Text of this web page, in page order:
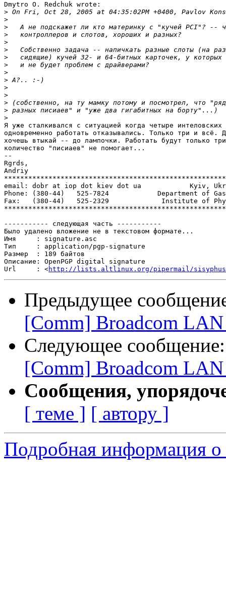
Dmytro O. Redchuk wrote:
>
>
>
>
>
>
>
>
>
>
>
>
>
>
>
Я уже сталкивался с ситуацией когда четыре интеловских
одновременно работать отказывались. Только три и всё.
хочешь втыкай -- до лампочки. Работать будут только
количество "писиаев" не помогает...
--
Rgrds,
Andriy
email: dobr at iop dot kiev dot ua            Kyiv,
Phone: (380-44)   525-7824            Department of
Fax:   (380-44)   525-2329             Institute of
----------- следующая часть -----------
Было удалено вложение не в текстовом формате...
Имя     : signature.asc
Тип     : application/pgp-signature
Размер  : 189 байтов
Описание: OpenPGP digital signature
Url     : <http://lists.altlinux.org/pipermail/sisyphus/
Предыдущее
[Comm] Broadcom LAN
Следующее
[Comm] Broadcom LAN
Сообщения,
[ теме ] [ автору ]
Подробная информация о